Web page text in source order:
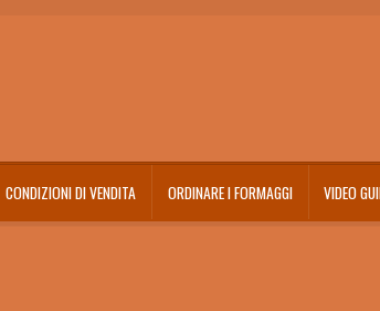
CONDIZIONI DI VENDITA ORDINARE I FORMAGGI VIDEO